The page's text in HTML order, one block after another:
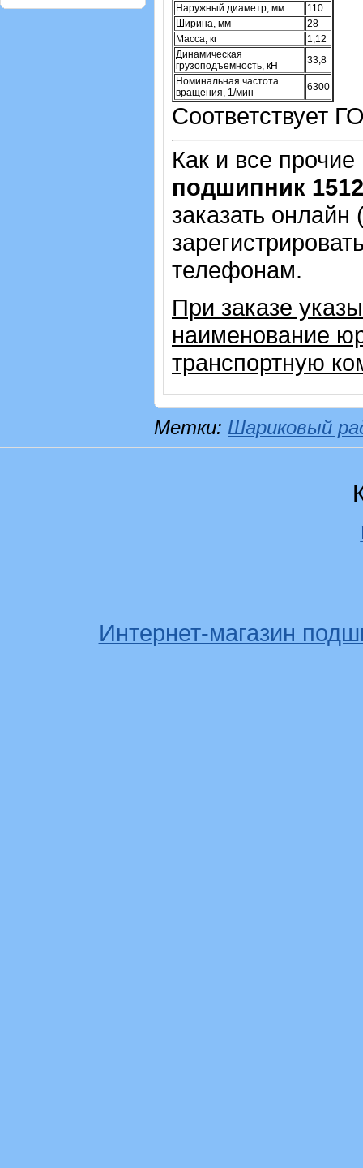
Наружный диаметр, мм
110
Ширина, мм
28
Масса, кг
1,12
Динамическая
грузоподъемность, кН
33,8
Номинальная частота
вращения, 1/мин
6300
Соответствует
Как и все
подшипник 1512
заказать онлайн
телефонам.
При заказе
наименование
транспортную
Метки: Шариковый
Интернет-магазин